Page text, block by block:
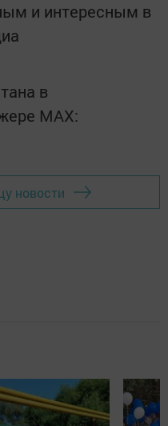
и интересным в
в
MАХ:
новости